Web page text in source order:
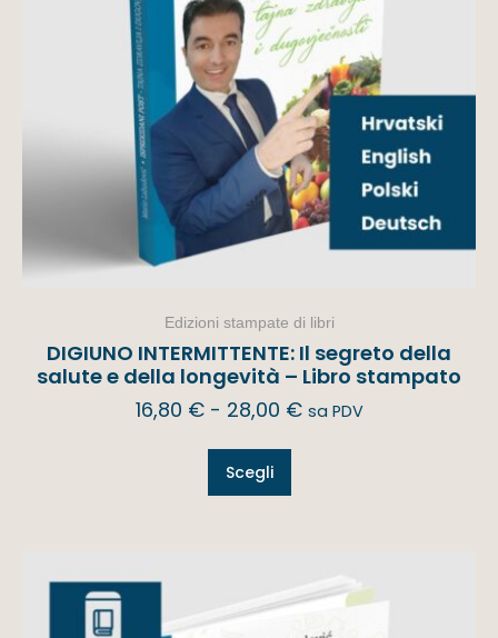
Edizioni stampate di libri
DIGIUNO INTERMITTENTE: Il segreto della
salute e della longevità – Libro stampato
16,80 € - 28,00 € sa PDV
Scegli